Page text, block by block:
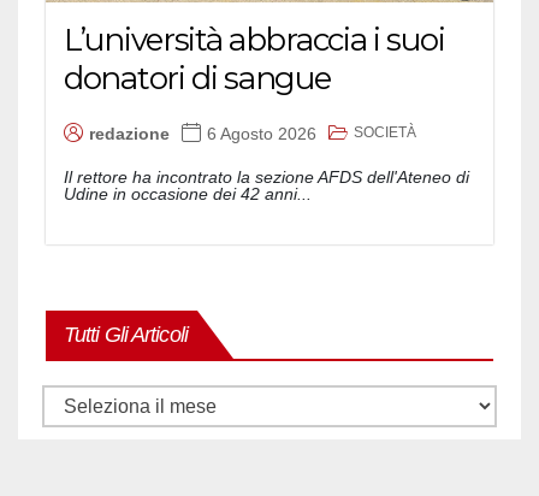
L’università abbraccia i suoi
donatori di sangue
redazione 6 Agosto 2026 SOCIETÀ
Il rettore ha incontrato la sezione AFDS dell'Ateneo di
Udine in occasione dei 42 anni...
Tutti Gli Articoli
Tutti